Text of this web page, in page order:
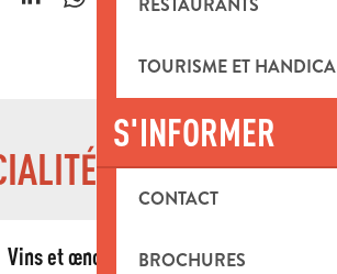
TOURISME ET
S'INFORMER
CONTACT
BROCHURES
LOCALES
Vins et œnotourisme